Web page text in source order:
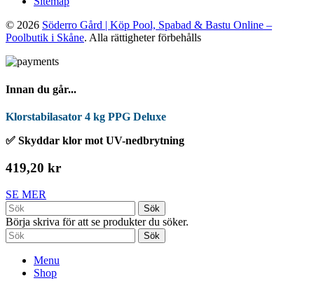
© 2026 Söderro Gård | Köp Pool, Spabad & Bastu Online –
Poolbutik i Skåne. Alla rättigheter förbehålls
Innan du går...
Klorstabilasator 4 kg PPG Deluxe
✅ Skyddar klor mot UV-nedbrytning
419,20 kr
SE MER
Sök
Börja skriva för att se produkter du söker.
Sök
Menu
Shop